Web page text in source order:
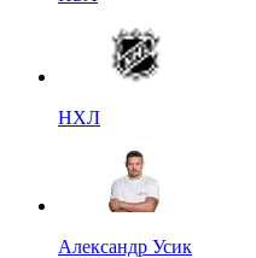
НХЛ
Александр Усик